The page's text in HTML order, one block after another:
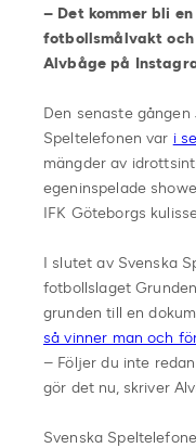
– Det kommer bli
fotbollsmålvakt
Alvbåge på
Den senaste
Speltelefonen var i
mängder av
egeninspelade
IFK Göteborgs
I slutet av Svenska
fotbollslaget
grunden till en
så vinner man och
– Följer du inte
gör det nu, skriver
Svenska